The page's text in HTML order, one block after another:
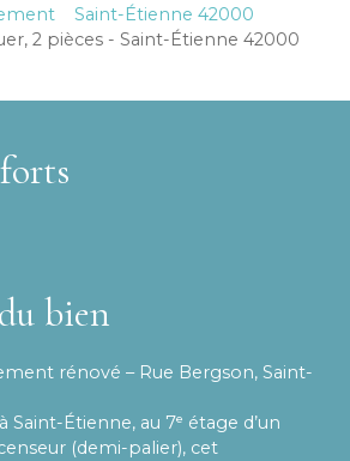
Saint-Étienne 42000
2 pièces - Saint-Étienne 42000
bien
rénové – Rue Bergson, Saint-
Saint-Étienne, au 7ᵉ étage d’un
(demi-palier), cet